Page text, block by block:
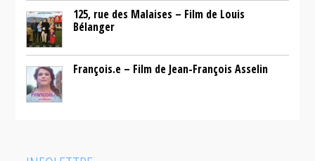
125, rue des Malaises – Film de Louis
Bélanger
François.e – Film de Jean-François Asselin